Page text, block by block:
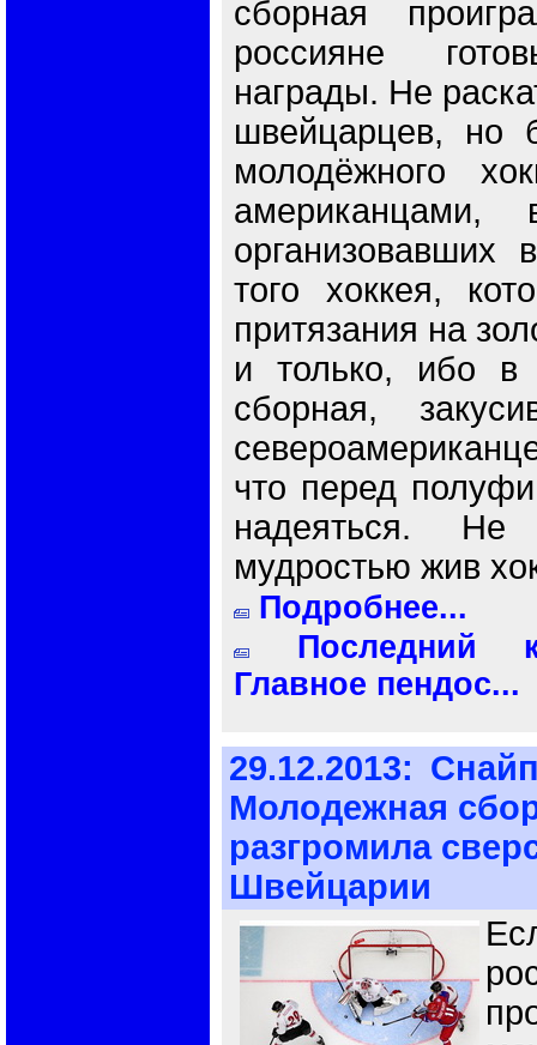
сборная
россияне
награды. Не
швейцарцев, но
молодёжного
американцами,
организовавших
того хоккея,
притязания на
и только, ибо
сборная,
что перед
надеяться. Не
мудростью жив
Подробнее...
Последний
Главное пендос...
29.12.2013:
Молодежная
разгромила
Швейцарии